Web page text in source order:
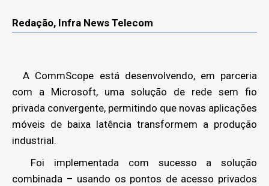
Redação, Infra News Telecom
A CommScope está desenvolvendo, em parceria
com a Microsoft, uma solução de rede sem fio
privada convergente, permitindo que novas aplicações
móveis de baixa latência transformem a produção
industrial.
Foi implementada com sucesso a solução
combinada – usando os pontos de acesso privados